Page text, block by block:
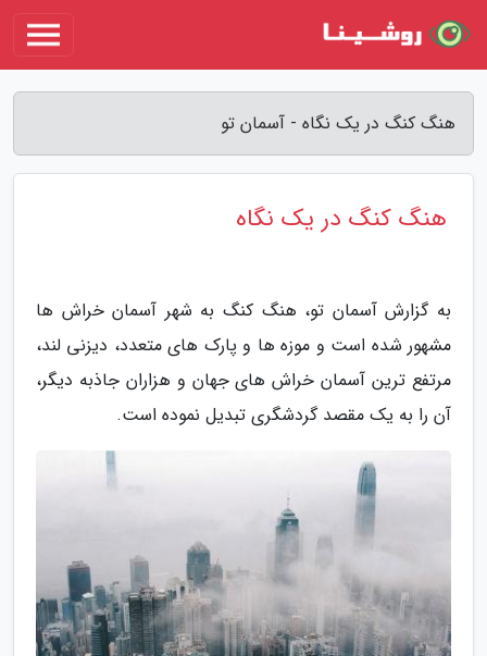
هنگ کنگ در یک نگاه - آسمان تو
هنگ کنگ در یک نگاه
به گزارش آسمان تو، هنگ کنگ به شهر آسمان خراش ها
مشهور شده است و موزه ها و پارک های متعدد، دیزنی لند،
مرتفع ترین آسمان خراش های جهان و هزاران جاذبه دیگر،
آن را به یک مقصد گردشگری تبدیل نموده است.